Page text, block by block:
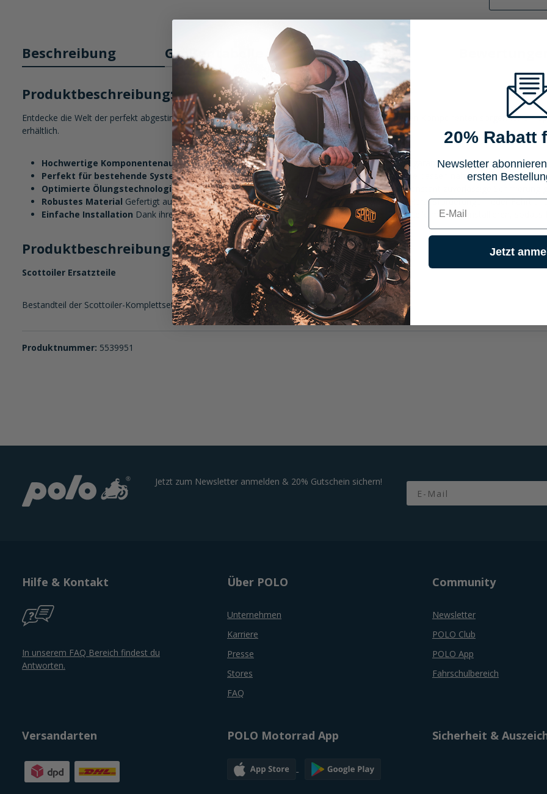
Beschreibung Größentabelle Eigenschaften
Produktbeschreibung: Scottoiler Ersatzteile für Scottoiler
Entdecke die Welt der perfekt abgestimmten Scottoiler Ersatzteile für Scottoiler. Diese hochwertigen Komponenten sorgen für ein
erhältlich.
Hochwertige KomponentenauswahlDiese Scottoiler Ersatzteile sind präzise gefertigt und garantieren eine exakte
Perfekt für bestehende SystemeEgal ob zur Wartung oder als Ergänzung, diese Ersatzteile passen nahtlos in bestehende
Optimierte ÖlungstechnologieDie Scottoiler Ersatzteile sind so konzipiert, dass sie eine konstant zuverlässige
Robustes Material Gefertigt aus langlebigen Materialien, widerstehen diese Ersatzteile den Herausforderungen jeder Fahrt
Einfache Installation Dank ihrer durchdachten Konstruktion lassen sich die Scottoiler Ersatzteile mühelos installieren,
Produktbeschreibung im Detail:
Scottoiler Ersatzteile
Bestandteil der Scottoiler-Komplettsets einzeln als Ersatzteil oder Zubehör dafür.
Produktnummer: 5539951
Jetzt zum Newsletter anmelden & 20% Gutschein sichern! Email
Hilfe & Kontakt
In unserem FAQ Bereich findest du
Antworten.
Über POLO
Unternehmen
Karriere
Presse
Stores
FAQ
Community
Newsletter
POLO Club
POLO App
Fahrschulbereich
Versandarten POLO Motorrad App Sicherheit &
20% Rabatt
Newsletter
ersten
E-mail
Jetzt